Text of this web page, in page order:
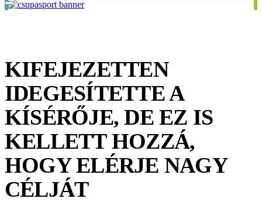
KIFEJEZETTEN
IDEGESÍTETTE A
KÍSÉRŐJE, DE EZ IS
KELLETT HOZZÁ,
HOGY ELÉRJE NAGY
CÉLJÁT